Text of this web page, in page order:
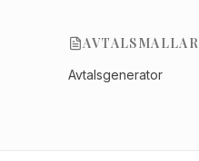
AVTALSMALLAR
Avtalsgenerator